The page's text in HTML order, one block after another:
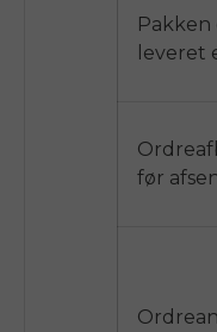
Pakken
leveret
før